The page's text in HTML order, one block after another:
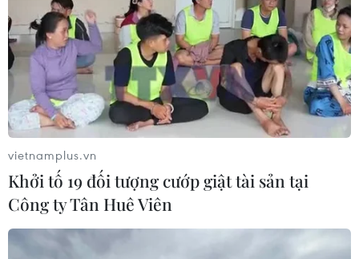
vietnamplus.vn
Khởi tố 19 đối tượng cướp giật tài sản tại
Công ty Tân Huê Viên